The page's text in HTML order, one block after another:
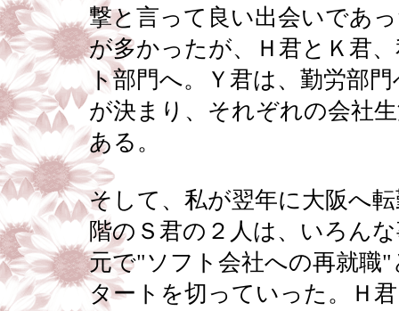
撃と言って良い出会いであ
が多かったが、Ｈ君とＫ君
ト部門へ。Ｙ君は、勤労部
が決まり、それぞれの会社
ある。
そして、私が翌年に大阪へ
階のＳ君の２人は、いろん
元で"ソフト会社への再就職
タートを切っていった。Ｈ